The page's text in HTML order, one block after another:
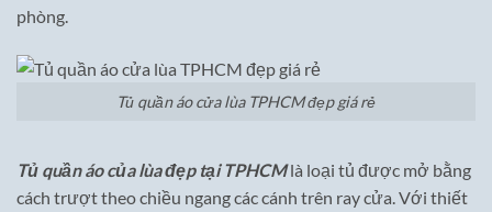
phòng.
Tủ quần áo cửa lùa TPHCM đẹp giá rẻ
Tủ quần áo của lùa đẹp tại TPHCMlà loại tủ được mở bằng
cách trượt theo chiều ngang các cánh trên ray cửa. Với thiết